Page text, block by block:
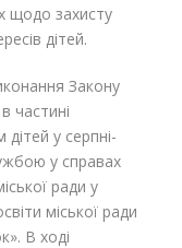
щодо захисту
дітей.
Закону
частині
у серпні-
у справах
ради у
міської ради
В ході